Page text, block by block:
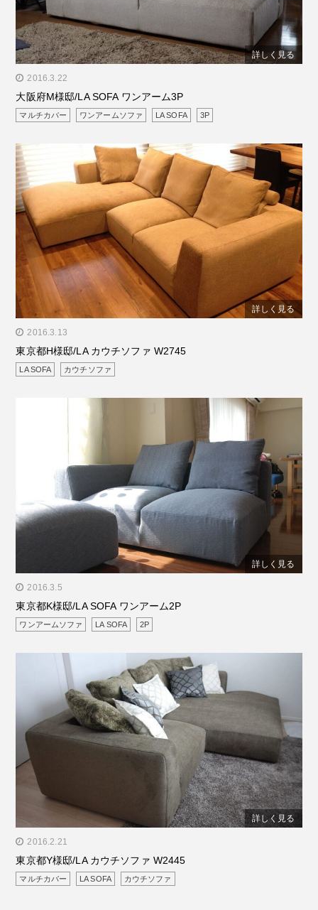
" alt="大阪府M様邸/LA SOFA ワンアーム3P"/>
詳しく見る
2016.3.22
大阪府M様邸/LA SOFA ワンアーム3P
マルチカバー ワンアームソファ LA SOFA 3P
" alt="東京都H様邸/LA カウチソファ W2745"/>
詳しく見る
2016.3.13
東京都H様邸/LA カウチソファ W2745
LA SOFA カウチソファ
" alt="東京都K様邸/LA SOFA ワンアーム2P"/>
詳しく見る
2016.3.5
東京都K様邸/LA SOFA ワンアーム2P
ワンアームソファ LA SOFA 2P
" alt="東京都Y様邸/LA カウチソファ W2445"/>
詳しく見る
2016.2.21
東京都Y様邸/LA カウチソファ W2445
マルチカバー LA SOFA カウチソファ